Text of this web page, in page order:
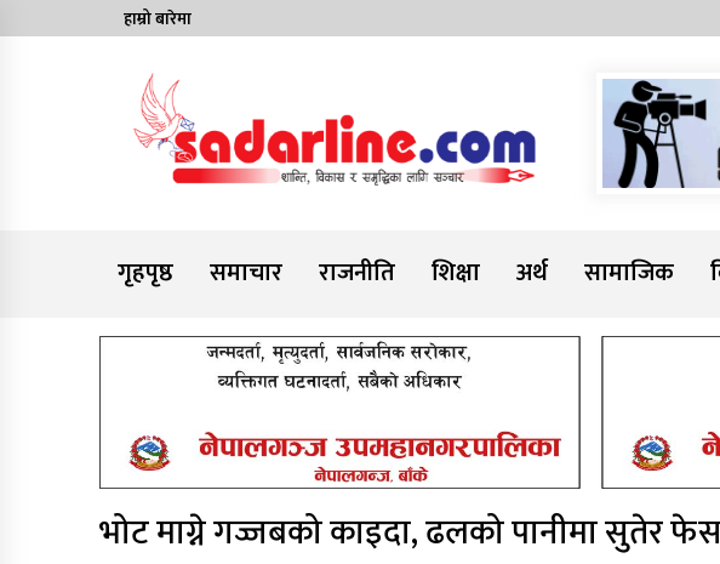
to
हाम्रो बारेमा
Sadarline
गृहपृष्ठ
समाचार राजनीति शिक्षा अर्थ सामाजिक
भोट माग्ने गज्जबको काइदा, ढलको पानीमा सुतेर